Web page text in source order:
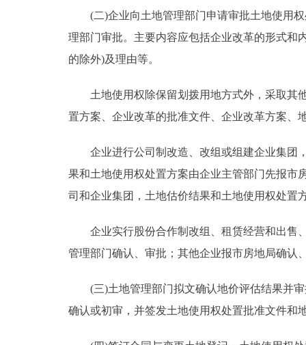
(二)企业向土地管理部门申请审批土地使用权
理部门审批。主要内容应包括企业改革的形式和
的除外)及理由等。
土地使用权除保留划拨用地方式外，采取其他
置方案、企业改革的批准文件、企业改革方案、
企业进行公司制改造、改组或组建企业集团，
果和土地使用权处置方案由企业主管部门先报市
司和企业集团，土地估价结果和土地使用权处置
企业实行股份合作制改组、租赁经营和出售、
管理部门确认、审批；其他企业报市房地局确认
(三)土地管理部门拟文确认地价评估结果并审
确认或初审，并签发土地使用权处置批准文件和